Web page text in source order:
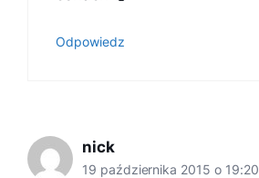
Odpowiedz
nick
19 października 2015 o 19:20